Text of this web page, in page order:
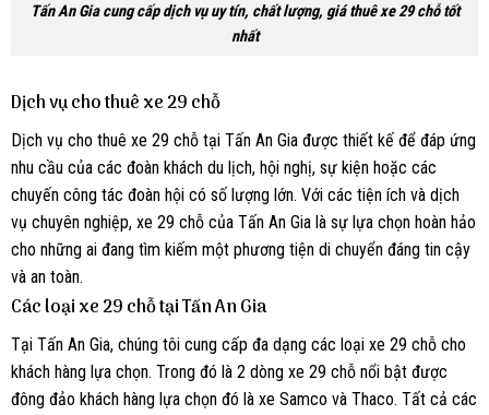
Tấn An Gia cung cấp dịch vụ uy tín, chất lượng, giá thuê xe 29 chỗ tốt
nhất
Dịch vụ cho thuê xe 29 chỗ
Dịch vụ cho thuê xe 29 chỗ tại Tấn An Gia được thiết kế để đáp ứng
nhu cầu của các đoàn khách du lịch, hội nghị, sự kiện hoặc các
chuyến công tác đoàn hội có số lượng lớn. Với các tiện ích và dịch
vụ chuyên nghiệp, xe 29 chỗ của Tấn An Gia là sự lựa chọn hoàn hảo
cho những ai đang tìm kiếm một phương tiện di chuyển đáng tin cậy
và an toàn.
Các loại xe 29 chỗ tại Tấn An Gia
Tại Tấn An Gia, chúng tôi cung cấp đa dạng các loại xe 29 chỗ cho
khách hàng lựa chọn. Trong đó là 2 dòng xe 29 chỗ nổi bật được
đông đảo khách hàng lựa chọn đó là xe Samco và Thaco. Tất cả các